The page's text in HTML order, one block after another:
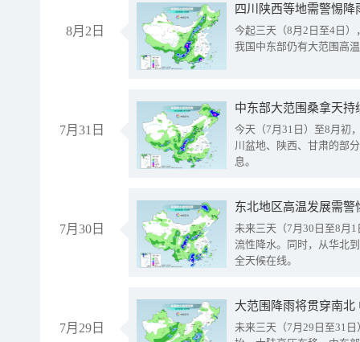
8月2日
今起三天（8月2日至4日
我国中东部仍有大范围高
7月31日
中东部大范围桑拿天
今天（7月31日）至8月初
川盆地、陕西、甘肃的部
息。
7月30日
东北地区高温发展需
未来三天（7月30日至8月
流性降水。同时，从华北
全天候在线。
7月29日
大范围降雨将贯穿南
未来三天（7月29日至31